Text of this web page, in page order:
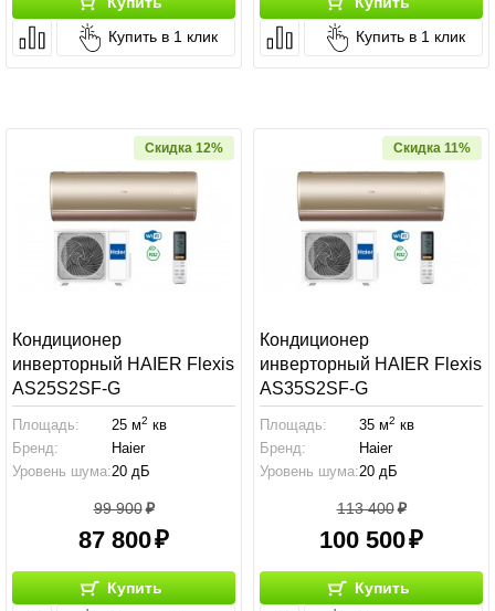
Купить в 1 клик
Купить в 1 клик
Скидка 12%
Кондиционер
инверторный HAIER Flexis
AS25S2SF-G
Площадь: 25 м2 кв
Бренд:
Haier
Уровень шума:20 дБ
99 900
87 800
Купить
Скидка 11%
Кондиционер
инверторный HAIER Flexis
AS35S2SF-G
Площадь: 35 м2 кв
Бренд:
Haier
Уровень шума:20 дБ
113 400
100 500
Купить